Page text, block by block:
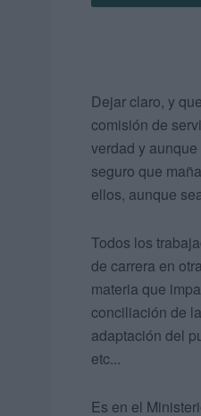
Dejar claro, y
comisión de
verdad y
seguro que
ellos, aunque
Todos los
de carrera en
materia que
conciliación de
adaptación del
etc...
Es en el